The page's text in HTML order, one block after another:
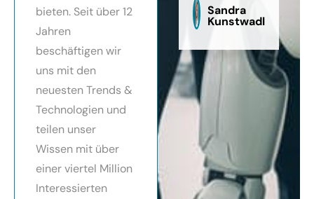
bieten. Seit über 12
Jahren
beschäftigen wir
uns mit den
neuesten Trends &
Technologien und
teilen unser
Wissen mit über
einer viertel Million
Interessierten
Sandra
Kunstwadl